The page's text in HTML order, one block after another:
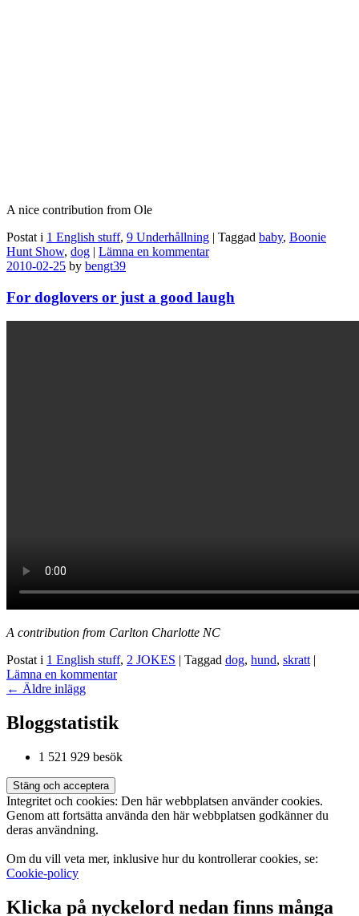
A nice contribution from Ole
Postat i 1 English stuff, 9 Underhållning | Taggad baby, Boonie
Hunt Show, dog | Lämna en kommentar
2010-02-25 by bengt39
For doglovers or just a good laugh
A contribution from Carlton Charlotte NC
Postat i 1 English stuff, 2 JOKES | Taggad dog, hund, skratt |
Lämna en kommentar
Inläggsnavigering
← Äldre inlägg
Bloggstatistik
1 521 929 besök
Integritet och cookies: Den här webbplatsen använder cookies.
Genom att fortsätta använda den här webbplatsen godkänner du
deras användning.
Om du vill veta mer, inklusive hur du kontrollerar cookies, se:
Cookie-policy
Klicka på nyckelord nedan finns många